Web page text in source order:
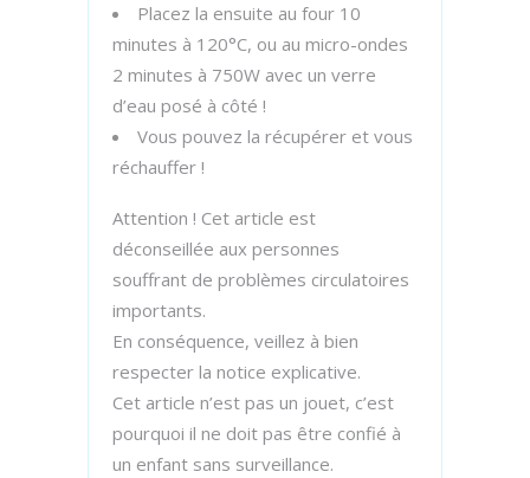
Placez la ensuite au four 10
minutes à 120°C, ou au micro-ondes
2 minutes à 750W avec un verre
d’eau posé à côté !
Vous pouvez la récupérer et vous
réchauffer !
Attention ! Cet article est
déconseillée aux personnes
souffrant de problèmes circulatoires
importants.
En conséquence, veillez à bien
respecter la notice explicative.
Cet article n’est pas un jouet, c’est
pourquoi il ne doit pas être confié à
un enfant sans surveillance.